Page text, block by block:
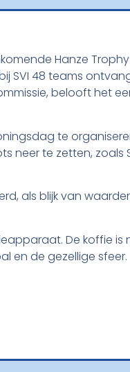
Hanze
SVI 48 teams
belooft het
te
neer te zetten, zoals
als blijk van
De koffie is
en de gezellige sfeer.